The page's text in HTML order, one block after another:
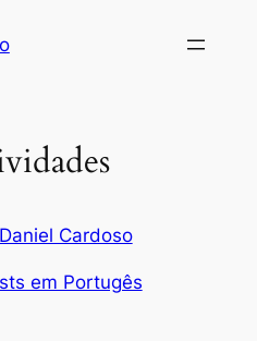
Daniel Cardoso
em Portugês